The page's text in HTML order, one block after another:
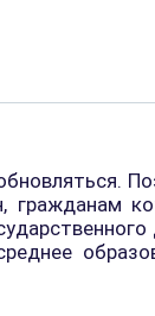
гражданам